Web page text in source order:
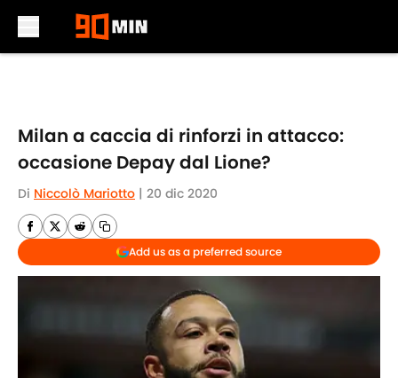
Milan a caccia di rinforzi in attacco:
occasione Depay dal Lione?
Di Niccolò Mariotto | 20 dic 2020
Add us as a preferred source